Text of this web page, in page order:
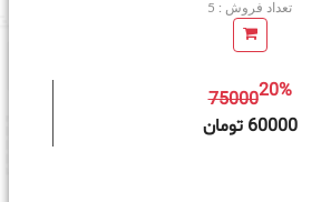
تعداد فروش : 5
7500020%
60000 تومان